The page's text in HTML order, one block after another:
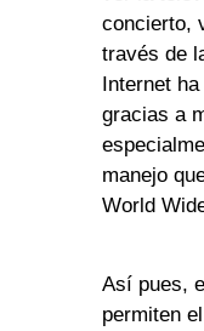
concierto,
través de
Internet
gracias a
manejo
World
Así pues,
permiten